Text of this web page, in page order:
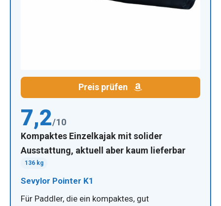
Preis prüfen
7,2/10
Kompaktes Einzelkajak mit solider
Ausstattung, aktuell aber kaum lieferbar
136 kg
Sevylor Pointer K1
Für Paddler, die ein kompaktes, gut